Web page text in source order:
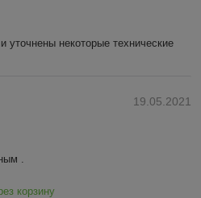
уточнены некоторые технические
19.05.2021
.
корзину